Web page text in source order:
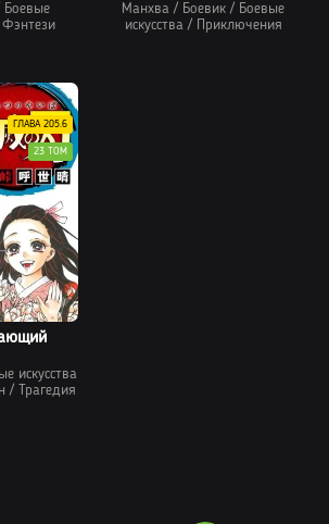
Боевые
Фэнтези
Манхва / Боевик / Боевые
искусства/ Приключения
искусства
/ Трагедия
ГЛАВА 205.6
23 ТОМ